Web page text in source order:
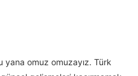
yana omuz omuzayız. Türk